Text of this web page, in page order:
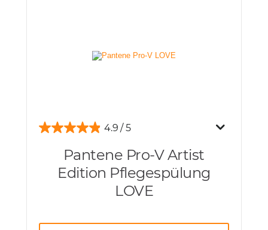
4.9
Pantene Pro-V Artist
Edition Pflegespülung
LOVE